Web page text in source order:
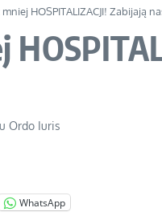
HOSPITALIZACJI! Zabijają
Ordo Iuris
WhatsApp